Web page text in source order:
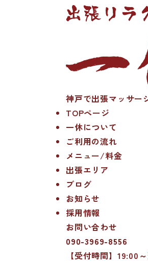
神戸で出張マッサー
TOPページ
一休について
ご利用の流れ
メニュー/料金
出張エリア
ブログ
お知らせ
採用情報
お問い合わせ
090-3969-8556
【受付時間】19:00